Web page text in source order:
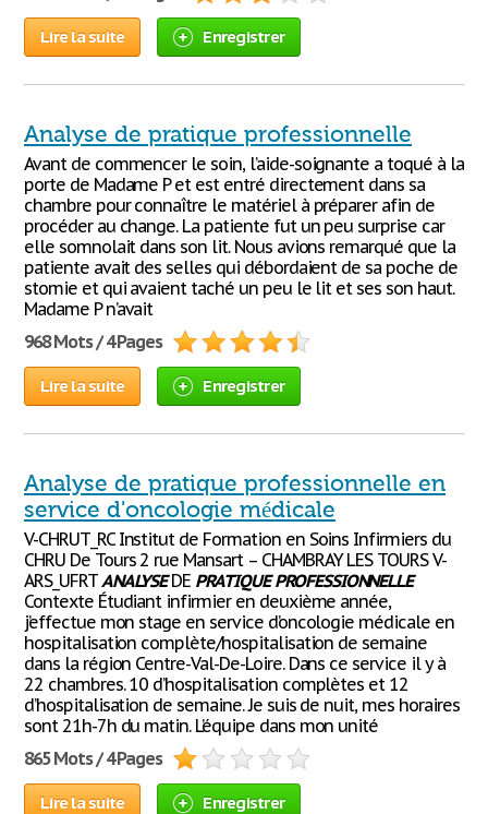
Lire la suite Enregistrer
Analyse de pratique professionnelle
Avant de commencer le soin, l’aide-soignante a toqué à la
porte de Madame P et est entré directement dans sa
chambre pour connaître le matériel à préparer afin de
procéder au change. La patiente fut un peu surprise car
elle somnolait dans son lit. Nous avions remarqué que la
patiente avait des selles qui débordaient de sa poche de
stomie et qui avaient taché un peu le lit et ses son haut.
Madame P n’avait
968 Mots / 4 Pages
Lire la suite Enregistrer
Analyse de pratique professionnelle en
service d'oncologie médicale
V-CHRUT_RC Institut de Formation en Soins Infirmiers du
CHRU De Tours 2 rue Mansart – CHAMBRAY LES TOURS V-
ARS_UFRTANALYSEDE PRATIQUE PROFESSIONNELLE
Contexte Étudiant infirmier en deuxième année,
j’effectue mon stage en service d’oncologie médicale en
hospitalisation complète/hospitalisation de semaine
dans la région Centre-Val-De-Loire. Dans ce service il y à
22 chambres. 10 d’hospitalisation complètes et 12
d’hospitalisation de semaine. Je suis de nuit, mes horaires
sont 21h-7h du matin. L’équipe dans mon unité
865 Mots / 4 Pages
Lire la suite Enregistrer